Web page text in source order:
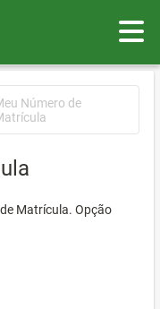
Número de
Matrícula. Opção